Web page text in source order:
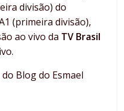
divisão) do
(primeira divisão),
ao vivo da TV Brasil
Blog do Esmael